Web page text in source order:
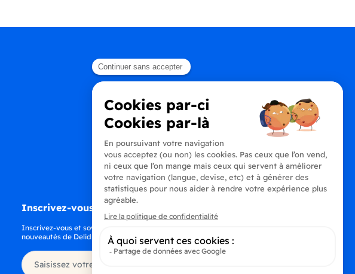
Inscrivez-vous à la newsletter
Inscrivez-vous et soyez au courant de toutes les dernières
nouveautés de Delidrinks